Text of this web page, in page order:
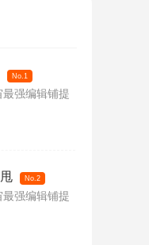
No.1
强编辑铺提
No.2
强编辑铺提